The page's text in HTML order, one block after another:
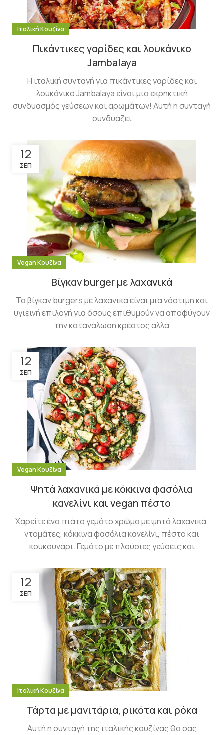
Ιταλική Κουζίνα
Πικάντικες γαρίδες και λουκάνικο
Jambalaya
Η ιταλική συνταγή για πικάντικες γαρίδες και
λουκάνικο Jambalaya είναι μια εκρηκτική
συνδυασμός γεύσεων και αρωμάτων! Αυτή η συνταγή
συνδυάζει
12
ΣΕΠ
Vegan Κουζίνα
Βίγκαν burger με λαχανικά
Τα βίγκαν burgers με λαχανικά είναι μια νόστιμη και
υγιεινή επιλογή για όσους επιθυμούν να αποφύγουν
την κατανάλωση κρέατος αλλά
12
ΣΕΠ
Vegan Κουζίνα
Ψητά λαχανικά με κόκκινα φασόλια
κανελίνι και vegan πέστο
Χαρείτε ένα πιάτο γεμάτο χρώμα με ψητά λαχανικά,
ντομάτες, κόκκινα φασόλια κανελίνι, πέστο και
κουκουνάρι. Γεμάτο με πλούσιες γεύσεις και
12
ΣΕΠ
Ιταλική Κουζίνα
Τάρτα με μανιτάρια, ρικότα και ρόκα
Αυτή η συνταγή της ιταλικής κουζίνας θα σας